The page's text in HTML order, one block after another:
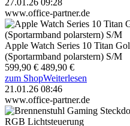
www.office-partner.de
Apple Watch Series 10 Titan
(Sportarmband polarstern) S/M
599,90 € 489,90 €
zum ShopWeiterlesen
21.01.26 08:46
www.office-partner.de